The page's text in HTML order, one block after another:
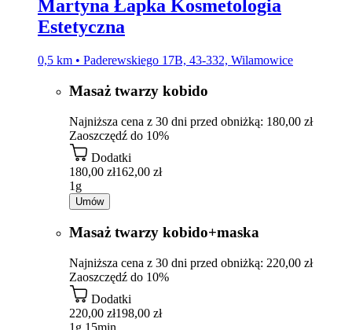
Martyna Łapka Kosmetologia
Estetyczna
0,5 km • Paderewskiego 17B, 43-332, Wilamowice
Masaż twarzy kobido
Najniższa cena z 30 dni przed obniżką: 180,00 zł
Zaoszczędź do 10%
Dodatki
180,00 zł162,00 zł
1g
Umów
Masaż twarzy kobido+maska
Najniższa cena z 30 dni przed obniżką: 220,00 zł
Zaoszczędź do 10%
Dodatki
220,00 zł198,00 zł
1g 15min